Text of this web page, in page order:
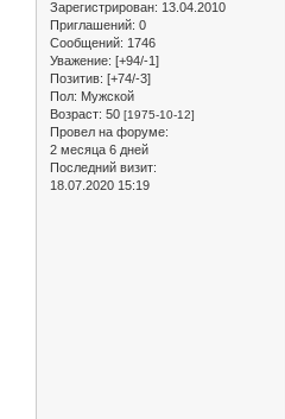
Зарегистрирован: 13.04.2010
Приглашений: 0
Сообщений: 1746
Уважение: [+94/-1]
Позитив: [+74/-3]
Пол: Мужской
Возраст: 50 [1975-10-12]
Провел на форуме:
2 месяца 6 дней
Последний визит:
18.07.2020 15:19